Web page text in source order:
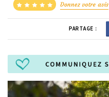
Donnez votre avis
PARTAGE :